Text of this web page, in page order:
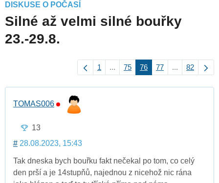
DISKUSE O POČASÍ
Silné až velmi silné bouřky
23.-29.8.
1 ... 75 76 77 ... 82
TOMAS006
13
# 28.08.2023, 15:43
Tak dneska bych bouřku fakt nečekal po tom, co celý
den prší a je 14stupňů, najednou z nicehož nic rána